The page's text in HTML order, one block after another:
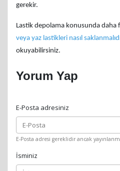
gerekir.
Lastik depolama konusunda daha
veya yaz lastikleri nasıl
okuyabilirsiniz.
Yorum Yap
E-Posta adresiniz
E-Posta adresi gereklidir ancak
İsminiz